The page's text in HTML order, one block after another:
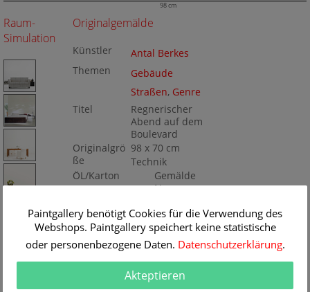
98 cm
Raum-
Simulation
Originalgemälde
Künstler
Antal Berkes
Themen
Gebäude
Straßen, Genre
Titel
Regnerischer
Abend auf dem
Boulevard
Originalgrö
ße
98 x 70 cm
Technik
ÖL/Karton
Gemälde
Nr
Paintgallery benötigt Cookies für die Verwendung des
Webshops. Paintgallery speichert keine statistische
oder personenbezogene Daten. Datenschutzerklärung.
Akteptieren